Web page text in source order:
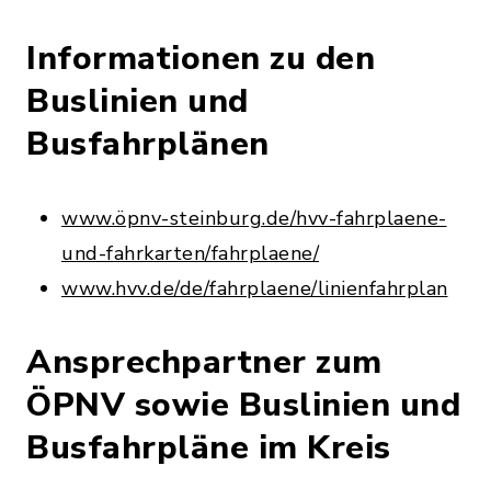
Informationen zu den
Buslinien und
Busfahrplänen
www.öpnv-steinburg.de/hvv-fahrplaene-
und-fahrkarten/fahrplaene/
www.hvv.de/de/fahrplaene/linienfahrplan
Ansprechpartner zum
ÖPNV sowie Buslinien und
Busfahrpläne im Kreis